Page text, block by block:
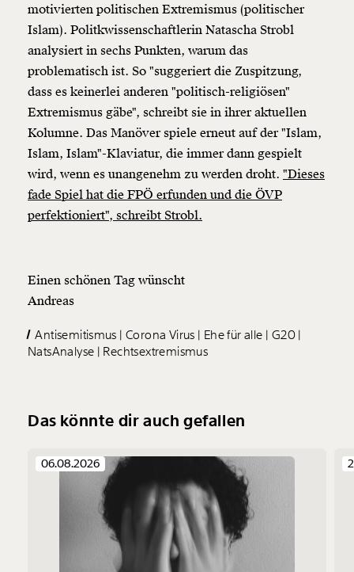
motivierten politischen Extremismus (politischer
Islam). Politkwissenschaftlerin Natascha Strobl
analysiert in sechs Punkten, warum das
problematisch ist. So "suggeriert die Zuspitzung,
dass es keinerlei anderen "politisch-religiösen"
Extremismus gäbe", schreibt sie in ihrer aktuellen
Kolumne. Das Manöver spiele erneut auf der "Islam,
Islam, Islam"-Klaviatur, die immer dann gespielt
wird, wenn es unangenehm zu werden droht. "Dieses
fade Spiel hat die FPÖ erfunden und die ÖVP
perfektioniert", schreibt Strobl.
Einen schönen Tag wünscht
Andreas
Antisemitismus Corona Virus Ehe für alle G20
NatsAnalyse Rechtsextremismus
Das könnte dir auch gefallen
06.08.2026